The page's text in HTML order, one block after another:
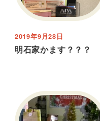
明石家かます？？？
2019年9月28日